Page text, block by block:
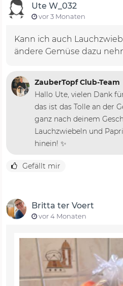
Ute W_032
vor 3 Monaten
Kann ich auch
ändere Gemüse dazu
ZauberTopf Club-Team
Hallo Ute, vielen Dank
das ist das Tolle an der
ganz nach deinem
Lauchzwiebeln und
hinein! ✨
Gefällt mir
Britta ter Voert
vor 4 Monaten